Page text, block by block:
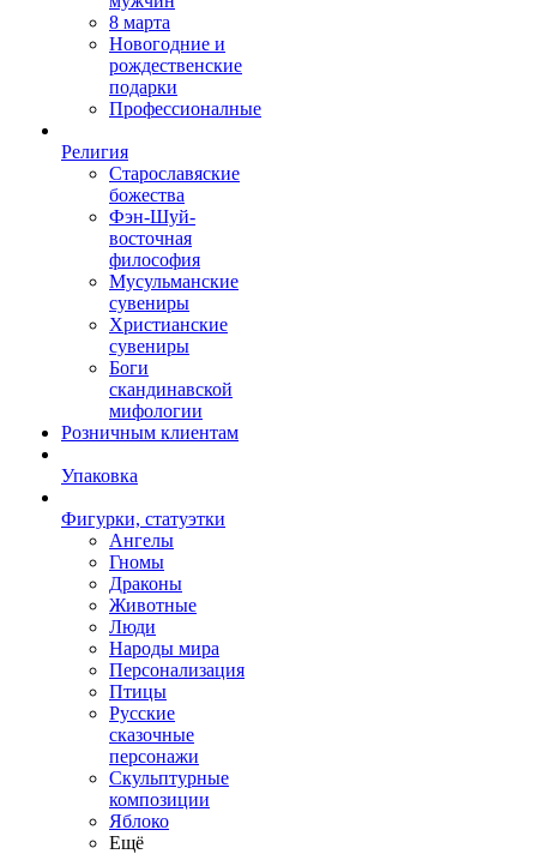
8 марта
Новогодние и
рождественские
подарки
Профессионалные
Религия
Старославяские
божества
Фэн-Шуй-
восточная
философия
Мусульманские
сувениры
Христианские
сувениры
Боги
скандинавской
мифологии
Розничным клиентам
Упаковка
Фигурки, статуэтки
Ангелы
Гномы
Драконы
Животные
Люди
Народы мира
Персонализация
Птицы
Русские
сказочные
персонажи
Скульптурные
композиции
Яблоко
Ещё